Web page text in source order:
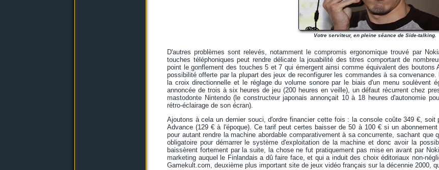
Votre serviteur, en pleine séance de Side-talking.
D'autres problèmes sont relevés, notamment le compromis ergonomique trouvé par
touches téléphoniques peut rendre délicate la jouabilité des titres comportant de
point le gonflement des touches 5 et 7 qui émergent ainsi comme équivalent des
possibilité offerte par la plupart des jeux de reconfigurer les commandes à sa
la croix directionnelle et le réglage du volume sonore par le biais d'un menu soulèvent
annoncée de trois à six heures de jeu (200 heures en veille), un défaut récurrent chez
mastodonte Nintendo (le constructeur japonais annonçait 10 à 18 heures d'autonomie
rétro-éclairage de son écran).
Ajoutons à cela un dernier souci, d'ordre financier cette fois : la console coûte 349 €,
Advance (129 € à l'époque). Ce tarif peut certes baisser de 50 à 100 € si un
pour autant rendre la machine abordable comparativement à sa concurrente, sachant
obligatoire pour démarrer le système d'exploitation de la machine et donc avoir la
baissèrent fortement par la suite, la chose ne fut pratiquement pas mise en avant par
marketing auquel le Finlandais a dû faire face, et qui a induit des choix éditoriaux non-
Gamekult.com, deuxième plus important site de jeux vidéo français sur la décennie 2000,